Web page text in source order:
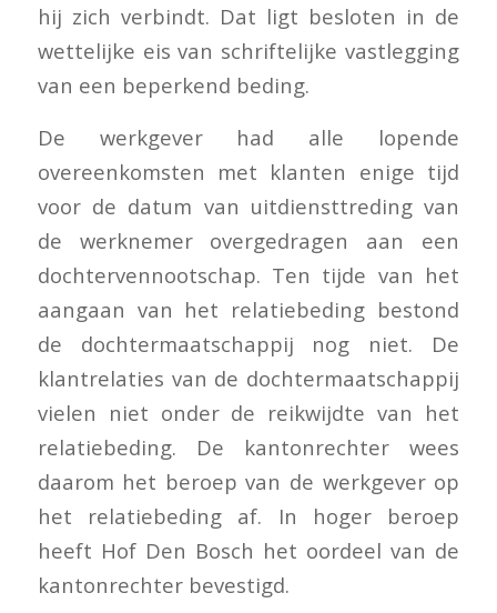
hij zich verbindt. Dat ligt besloten in de
wettelijke eis van schriftelijke vastlegging
van een beperkend beding.
De werkgever had alle lopende
overeenkomsten met klanten enige tijd
voor de datum van uitdiensttreding van
de werknemer overgedragen aan een
dochtervennootschap. Ten tijde van het
aangaan van het relatiebeding bestond
de dochtermaatschappij nog niet. De
klantrelaties van de dochtermaatschappij
vielen niet onder de reikwijdte van het
relatiebeding. De kantonrechter wees
daarom het beroep van de werkgever op
het relatiebeding af. In hoger beroep
heeft Hof Den Bosch het oordeel van de
kantonrechter bevestigd.